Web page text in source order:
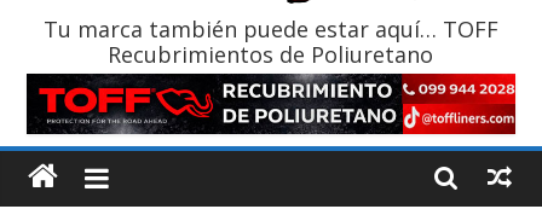
Tu marca también puede estar aquí… TOFF
Recubrimientos de Poliuretano